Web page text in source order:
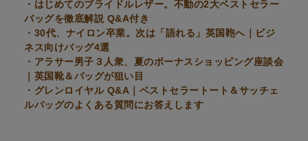
・はじめてのブライドルレザー。不動の2大ベストセラー
バッグを徹底解説 Q&A付き
・30代、ナイロン卒業。次は「語れる」英国鞄へ｜ビジ
ネス向けバッグ4選
・アラサー男子３人衆、夏のボーナスショッピング座談会
｜英国靴＆バッグが狙い目
・グレンロイヤル Q&A｜ベストセラートート＆サッチェ
ルバッグのよくある質問にお答えします